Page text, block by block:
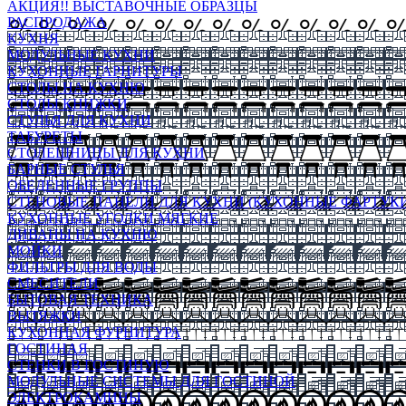
АКЦИЯ!! ВЫСТАВОЧНЫЕ ОБРАЗЦЫ
РАСПРОДАЖА
КУХНЯ
МОДУЛЬНЫЕ КУХНИ
КУХОННЫЕ ГАРНИТУРЫ
СТОЛЫ НА КУХНЮ
СТОЛЫ КНИЖКИ
СТУЛЬЯ ДЛЯ КУХНИ
ТАБУРЕТЫ
СТОЛЕШНИЦЫ ДЛЯ КУХНИ
БАРНЫЕ СТУЛЬЯ
ОБЕДЕННЫЕ ГРУППЫ
СТЕНОВЫЕ ПАНЕЛИ ДЛЯ КУХНИ (КУХОННЫЕ
КУХОННЫЕ УГОЛКИ МЯГКИЕ
ДИВАНЫ НА КУХНЮ
МОЙКИ
ФИЛЬТРЫ ДЛЯ ВОДЫ
СМЕСИТЕЛИ
БЫТОВАЯ ТЕХНИКА
ВЫТЯЖКИ
КУХОННАЯ ФУРНИТУРА
ГОСТИНАЯ
СТЕНКИ В ГОСТИНУЮ
МОДУЛЬНЫЕ СИСТЕМЫ ДЛЯ ГОСТИНОЙ
ЭЛЕКТРОКАМИНЫ